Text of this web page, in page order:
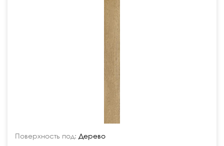
Поверхность под: Дерево